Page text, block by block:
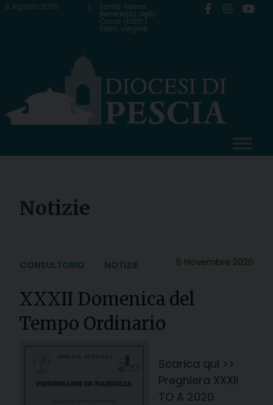
Skip
9 Agosto 2026 Santa Teresa
Benedetta della
Croce (Edith)
Stein, vergine
Notizie
5 Novembre 2020
CONSULTORIO NOTIZIE
XXXII Domenica del
Tempo Ordinario
Scarica qui >>
Preghiera XXXII
TO A 2020